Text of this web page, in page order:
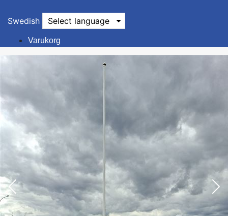
Swedish Select language
Varukorg